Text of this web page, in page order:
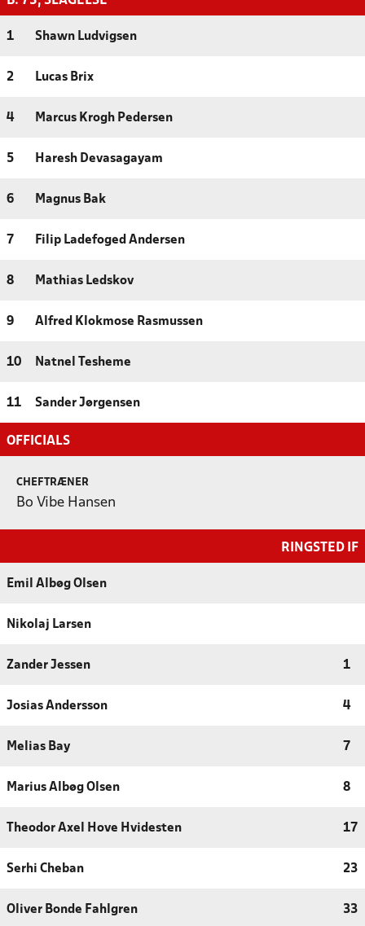
1 Shawn Ludvigsen
2 Lucas Brix
4 Marcus Krogh Pedersen
5 Haresh Devasagayam
6 Magnus Bak
7 Filip Ladefoged Andersen
8 Mathias Ledskov
9 Alfred Klokmose Rasmussen
10 Natnel Tesheme
11 Sander Jørgensen
OFFICIALS
CHEFTRÆNER
Bo Vibe Hansen
RINGSTED IF
Emil Albøg Olsen
Nikolaj Larsen
Zander Jessen 1
Josias Andersson 4
Melias Bay 7
Marius Albøg Olsen 8
Theodor Axel Hove Hvidesten 17
Serhi Cheban 23
Oliver Bonde Fahlgren 33